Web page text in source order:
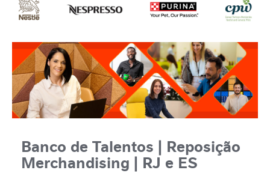
Banco de Talentos | Reposição
Merchandising | RJ e ES